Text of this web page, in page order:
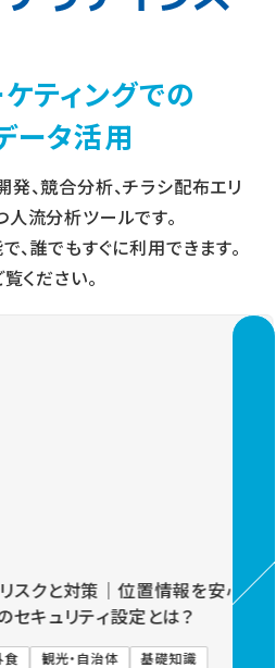
ティングでの
ータ活用
、競合分析、チラシ配布エリ
流分析ツールです。
誰でもすぐに利用できます。
ください。
クと対策｜位置情報を安心
キュリティ設定とは？
観光・自治体
基礎知識